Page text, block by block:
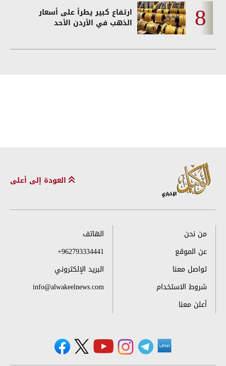
ارتفاع كبير يطرأ على أسعار
الذهب في الأردن الأحد
العودة إلى أعلى
من نحن
عن الموقع
تواصل معنا
شروط الاستخدام
أعلن معنا
الهاتف
+962793334441
البريد الإلكتروني
info@alwakeelnews.com